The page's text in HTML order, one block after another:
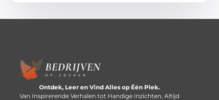
Ontdek, Leer en Vind Alles op Één Plek.
Van Inspirerende Verhalen tot Handige Inzichten, Altijd